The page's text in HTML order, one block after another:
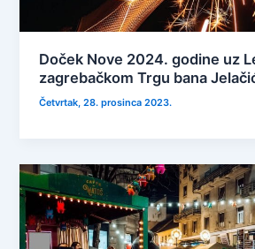
Doček Nove 2024. godine uz
zagrebačkom Trgu bana
Četvrtak, 28. prosinca 2023.